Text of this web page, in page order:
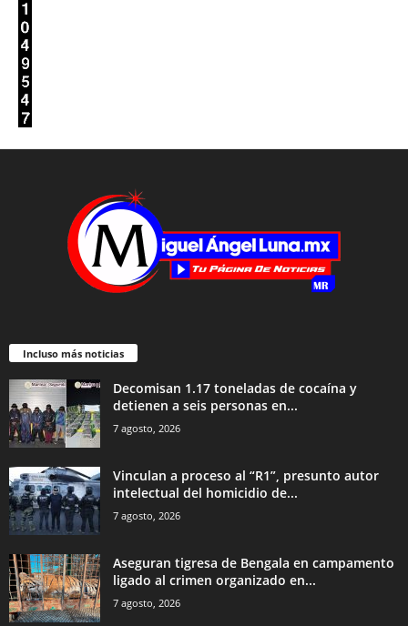
Incluso más noticias
Decomisan 1.17 toneladas de cocaína y
detienen a seis personas en...
7 agosto, 2026
Vinculan a proceso al “R1”, presunto autor
intelectual del homicidio de...
7 agosto, 2026
Aseguran tigresa de Bengala en campamento
ligado al crimen organizado en...
7 agosto, 2026